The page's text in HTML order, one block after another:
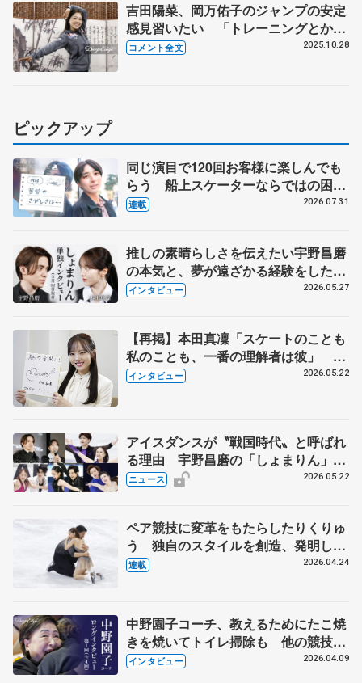
吉田陽菜、岡万佑子のジャンプの安定
感見習いたい 「トレーニングとか運
動神経がすごいっていうのが」
コメント全文 2025.10.28
ピックアップ
同じ演目で120回お客様に楽しんでも
らう 船上スケーターならではの困難
とは 影響あったPIW前キャプテン松
連載 2026.07.31
推しの素晴らしさを伝えたい宇野昌磨
の本気と、夢が遠ざかる経験をした本
田真凜の覚悟
インタビュー 2026.05.27
【再掲】本田真凜「スケートのことも
私のことも、一番の理解者は彼」 引
退時の単独インタビューで語った競技
インタビュー 2026.05.22
アイスダンスが〝戦国時代〟と呼ばれ
る理由 宇野昌磨の「しょまりん」ら
実力者が相次いで参戦 国内の競争激
ニュース 2026.05.22
ペア競技に変革をもたらしたりくりゅ
う 独自のスタイルを創造、発明した
【引退発表後②】
連載 2026.04.24
中野園子コーチ、教えるためにたこ焼
きを焼いてトイレ掃除も 他の競技に
も通用するという坂本花織の筋肉
インタビュー 2026.04.09